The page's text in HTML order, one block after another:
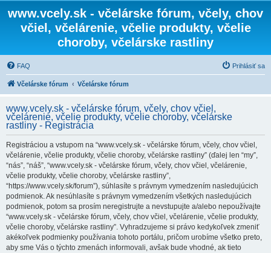
www.vcely.sk - včelárske fórum, včely, chov
včiel, včelárenie, včelie produkty, včelie
choroby, včelárske rastliny
FAQ Prihlásiť sa
Včelárske fórum Včelárske fórum
www.vcely.sk - včelárske fórum, včely, chov včiel,
včelárenie, včelie produkty, včelie choroby, včelárske
rastliny - Registrácia
Registráciou a vstupom na “www.vcely.sk - včelárske fórum, včely, chov včiel,
včelárenie, včelie produkty, včelie choroby, včelárske rastliny” (ďalej len “my”,
“nás”, “náš”, “www.vcely.sk - včelárske fórum, včely, chov včiel, včelárenie,
včelie produkty, včelie choroby, včelárske rastliny”,
“https://www.vcely.sk/forum”), súhlasíte s právnym vymedzením nasledujúcich
podmienok. Ak nesúhlasíte s právnym vymedzením všetkých nasledujúcich
podmienok, potom sa prosím neregistrujte a nevstupujte a/alebo nepoužívajte
“www.vcely.sk - včelárske fórum, včely, chov včiel, včelárenie, včelie produkty,
včelie choroby, včelárske rastliny”. Vyhradzujeme si právo kedykoľvek zmeniť
akékoľvek podmienky používania tohoto portálu, pričom urobíme všetko preto,
aby sme Vás o týchto zmenách informovali, avšak bude vhodné, ak tieto